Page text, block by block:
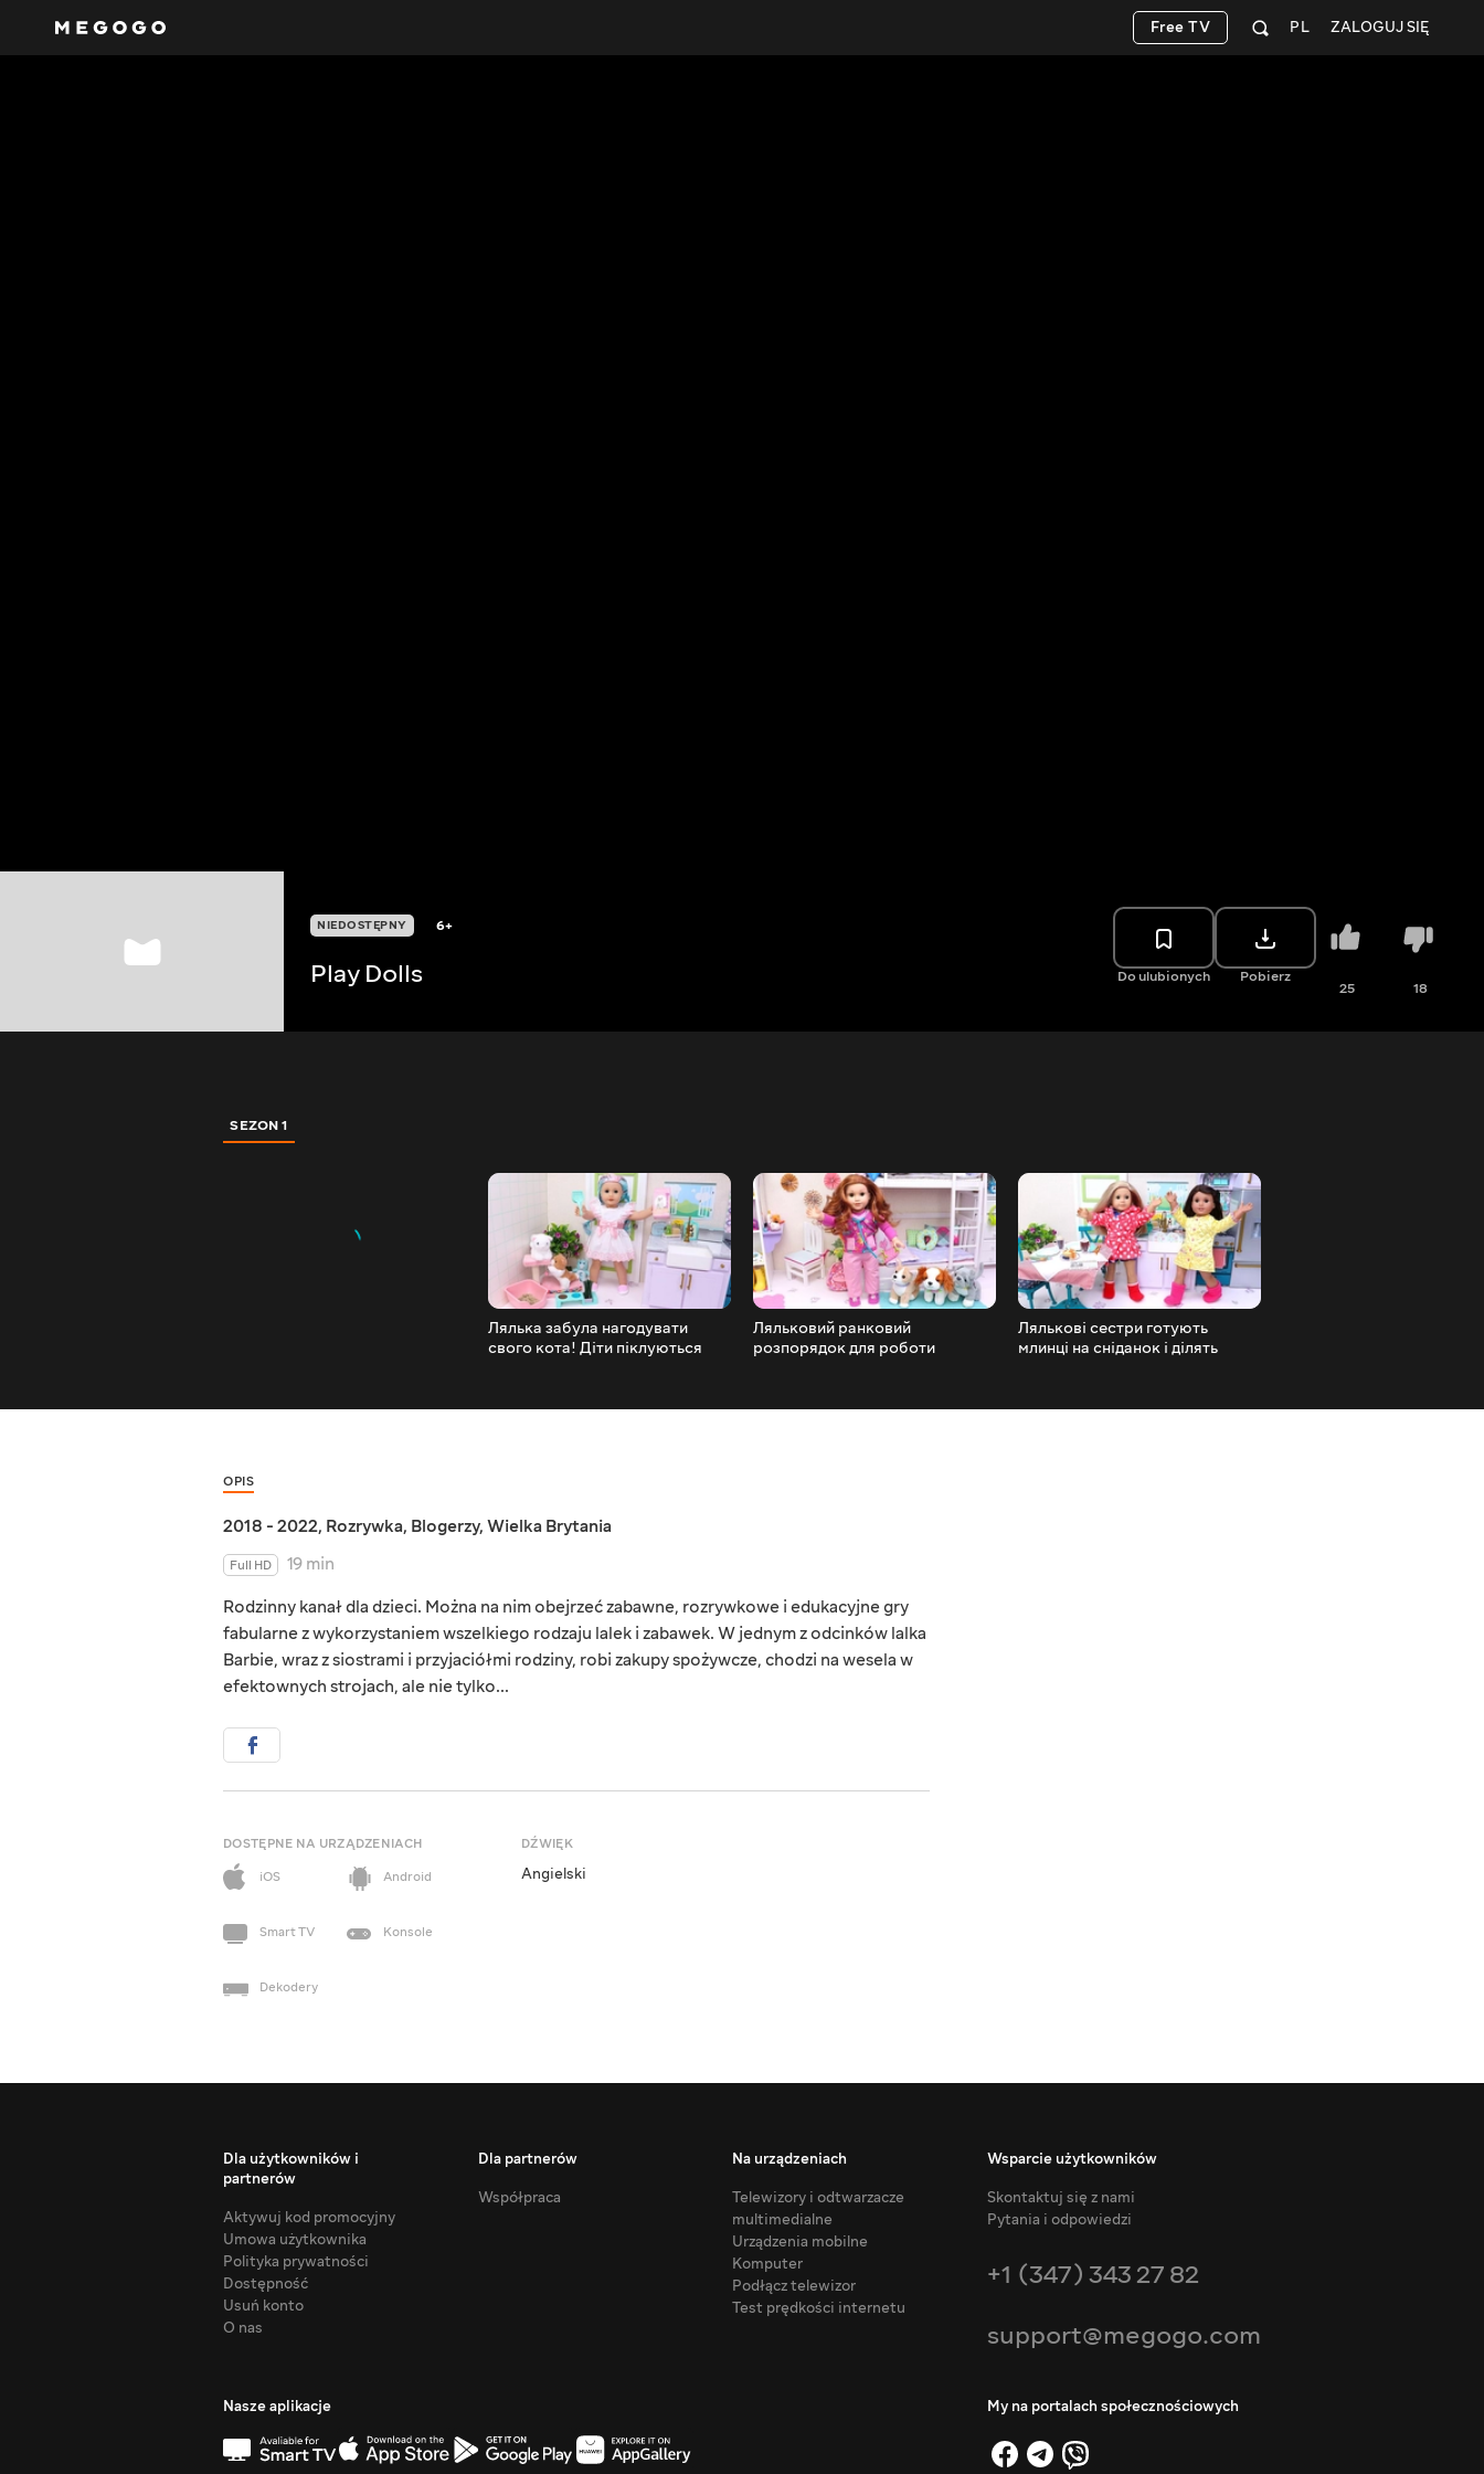
ZALOGUJ SIĘ
PL
Free TV
NIEDOSTĘPNY 6+
Play Dolls Do ulubionych Pobierz
25 18
SEZON 1
Лялька забула нагодувати
свого кота! Діти піклуються
Ляльковий ранковий
розпорядок для роботи
Лялькові сестри готують
млинці на сніданок і ділять
OPIS
2018 - 2022, Rozrywka, Blogerzy, Wielka Brytania
Full HD
19 min
Rodzinny kanał dla dzieci. Można na nim obejrzeć zabawne, rozrywkowe i edukacyjne gry
fabularne z wykorzystaniem wszelkiego rodzaju lalek i zabawek. W jednym z odcinków lalka
Barbie, wraz z siostrami i przyjaciółmi rodziny, robi zakupy spożywcze, chodzi na wesela w
efektownych strojach, ale nie tylko...
DOSTĘPNE NA URZĄDZENIACH
iOS
Android
Smart TV Konsole
Dekodery
DŹWIĘK
Angielski
Dla użytkowników i
partnerów
Aktywuj kod promocyjny
Umowa użytkownika
Polityka prywatności
Dostępność
Usuń konto
O nas
Dla partnerów
Współpraca
Na urządzeniach
Telewizory i odtwarzacze
multimedialne
Urządzenia mobilne
Komputer
Podłącz telewizor
Test prędkości internetu
Wsparcie użytkowników
Skontaktuj się z nami
Pytania i odpowiedzi
+1 (347) 343 27 82
support@megogo.com
Nasze aplikacje My na portalach społecznościowych